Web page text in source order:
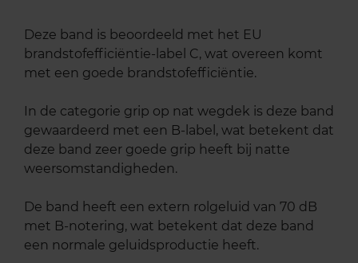
Deze band is beoordeeld met het EU
brandstofefficiëntie-label C, wat overeen komt
met een goede brandstofefficiëntie.
In de categorie grip op nat wegdek is deze band
gewaardeerd met een B-label, wat betekent dat
deze band zeer goede grip heeft bij natte
weersomstandigheden.
De band heeft een extern rolgeluid van 70 dB
met B-notering, wat betekent dat deze band
een normale geluidsproductie heeft.